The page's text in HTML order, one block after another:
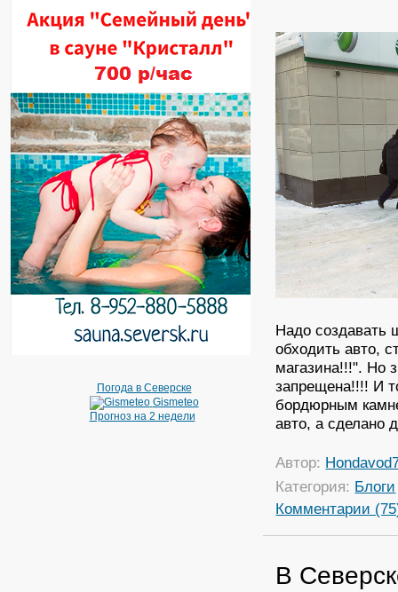
Погода в Северске
Gismeteo
Прогноз на 2 недели
Надо создавать
обходить авто,
магазина!!!". Но
запрещена!!!! И
бордюрным
авто, а сделано
Автор:
Категория: Блоги
Комментарии
В